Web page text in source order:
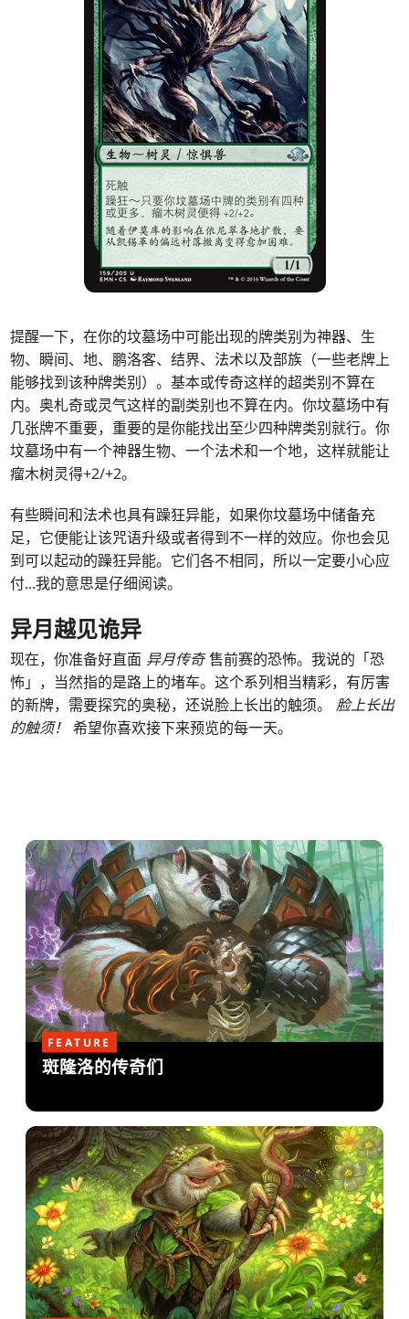
提醒一下，在你的坟墓场中可能出现的牌类别为神器、生
物、瞬间、地、鹏洛客、结界、法术以及部族（一些老牌上
能够找到该种牌类别）。基本或传奇这样的超类别不算在
内。奥札奇或灵气这样的副类别也不算在内。你坟墓场中有
几张牌不重要，重要的是你能找出至少四种牌类别就行。你
坟墓场中有一个神器生物、一个法术和一个地，这样就能让
瘤木树灵得+2/+2。
有些瞬间和法术也具有躁狂异能，如果你坟墓场中储备充
足，它便能让该咒语升级或者得到不一样的效应。你也会见
到可以起动的躁狂异能。它们各不相同，所以一定要小心应
付...我的意思是仔细阅读。
异月越见诡异
现在，你准备好直面 异月传奇售前赛的恐怖。我说的「恐
怖」，当然指的是路上的堵车。这个系列相当精彩，有厉害
的新牌，需要探究的奥秘，还说脸上长出的触须。脸上长出
的触须！ 希望你喜欢接下来预览的每一天。
FEATURE
斑隆洛的传奇们